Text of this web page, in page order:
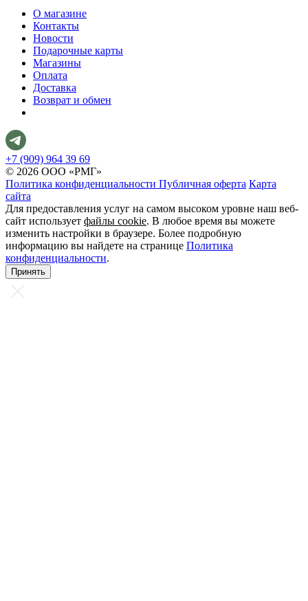
О магазине
Контакты
Новости
Подарочные карты
Магазины
Оплата
Доставка
Возврат и обмен
+7 (909) 964 39 69
© 2026 ООО «РМГ»
Политика конфиденциальности Публичная оферта Карта
сайта
Для предоставления услуг на самом высоком уровне наш веб-
сайт использует файлы cookie. В любое время вы можете
изменить настройки в браузере. Более подробную
информацию вы найдете на странице Политика
конфиденциальности.
Принять